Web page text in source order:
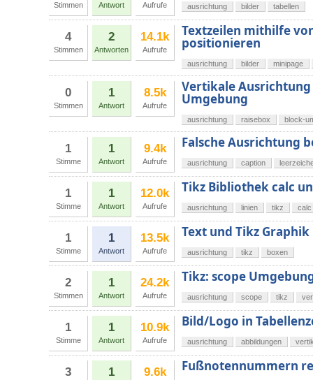
Stimmen Antwort Aufrufe ausrichtung bilder tabellen
4
Stimmen
2
Antworten
14.1k
Aufrufe
Textzeilen mithilfe
positionieren
ausrichtung bilder minipage
0
Stimmen
1
Antwort
8.5k
Aufrufe
Vertikale
Umgebung
ausrichtung raisebox block-
1
Stimme
1
Antwort
9.4k
Aufrufe
Falsche Ausrichtung
ausrichtung caption
1
Stimme
1
Antwort
12.0k
Aufrufe
Tikz Bibliothek calc
ausrichtung linien tikz calc
1
Stimme
1
Antwort
13.5k
Aufrufe
Text und Tikz
ausrichtung tikz boxen
2
Stimmen
1
Antwort
24.2k
Aufrufe
Tikz: scope
ausrichtung scope tikz
1
Stimme
1
Antwort
10.9k
Aufrufe
Bild/Logo in
ausrichtung abbildungen
3 1 9.6k Fußnotennummern